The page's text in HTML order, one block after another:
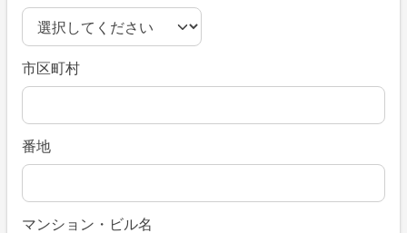
市区町村
番地
マンション・ビル名